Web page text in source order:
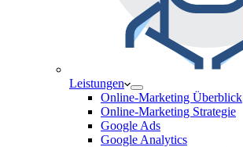
Leistungen
Online-Marketing Überblick
Online-Marketing Strategie
Google Ads
Google Analytics